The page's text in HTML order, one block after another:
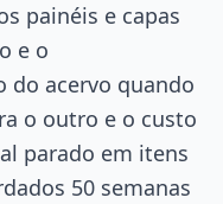
painéis e capas
e o
do acervo quando
o outro e o custo
parado em itens
50 semanas